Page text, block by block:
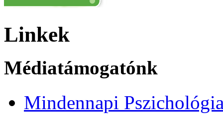
Linkek
Médiatámogatónk
Mindennapi